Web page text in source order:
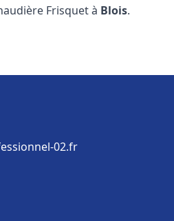
Frisquet à Blois.
02.fr